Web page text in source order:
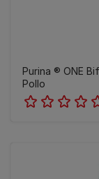
Purina ® ONE
Pollo